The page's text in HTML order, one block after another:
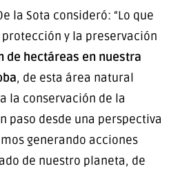
la Sota consideró: “Lo que
y la preservación
de hectáreas en nuestra
, de esta área natural
la conservación de la
paso desde una perspectiva
generando acciones
de nuestro planeta, de